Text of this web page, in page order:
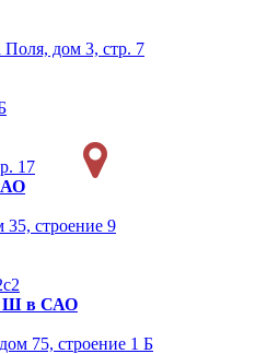
дом 3, стр. 7
17
строение 9
Ш в САО
75, строение 1 Б